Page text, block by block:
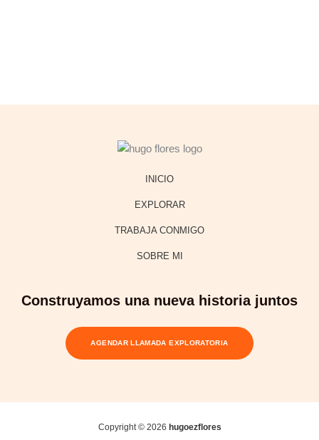
INICIO
EXPLORAR
TRABAJA CONMIGO
SOBRE MI
Construyamos una nueva historia juntos
AGENDAR LLAMADA EXPLORATORIA
Copyright © 2026 hugoezflores